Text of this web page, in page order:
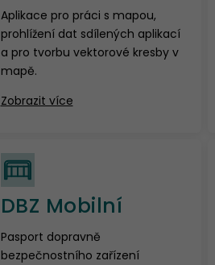
Aplikace pro práci s mapou,
prohlížení dat sdílených aplikací
a pro tvorbu vektorové kresby v
mapě.
Zobrazit více
DBZ Mobilní
Pasport dopravně
bezpečnostního zařízení